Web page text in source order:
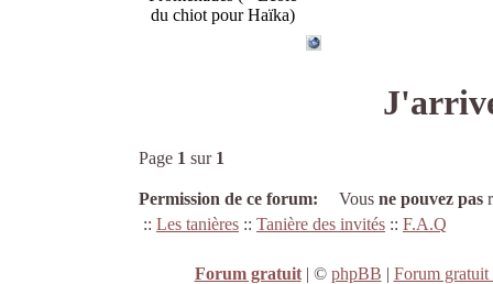
du chiot pour Haïka)
Page 1 sur 1
Permission de ce forum: Vous ne pouvez pas
:: Les tanières :: Tanière des invités :: F.A.Q
Forum gratuit| © phpBB | Forum gratuit